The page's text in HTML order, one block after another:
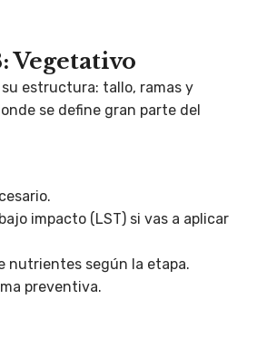
Vegetativo
estructura: tallo, ramas y
se define gran parte del
impacto (LST) si vas a aplicar
nutrientes según la etapa.
preventiva.